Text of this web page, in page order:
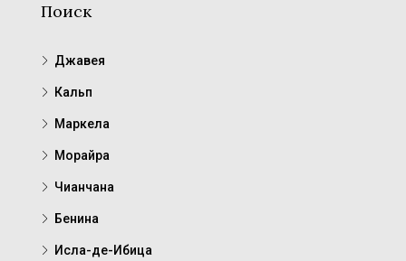
Поиск
Джавея
Кальп
Маркела
Морайра
Чианчана
Бенина
Исла-де-Ибица